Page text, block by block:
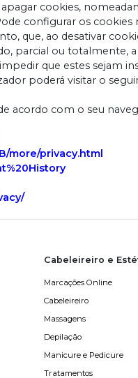
cookies,
configurar os cookies
que, ao desativar
parcial ou totalmente,
que estes sejam
poderá visitar o
acordo com o seu
more/privacy.html
Cabeleireiro e
Marcações Online
Cabeleireiro
Massagens
Depilação
Manicure e Pedicure
Tratamentos